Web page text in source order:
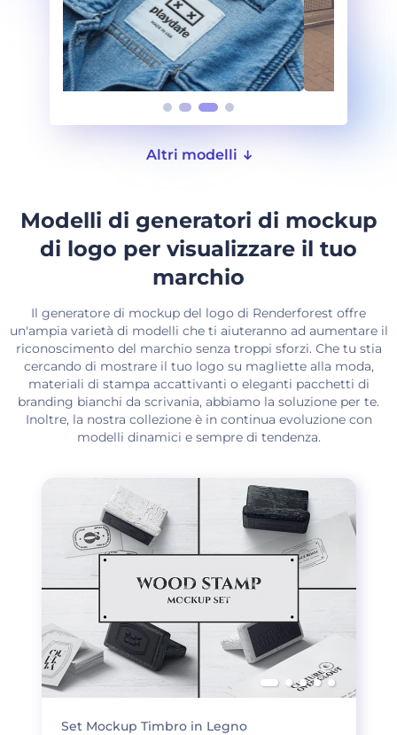
Altri modelli
Modelli di generatori di mockup
di logo per visualizzare il tuo
marchio
Il generatore di mockup del logo di Renderforest offre
un'ampia varietà di modelli che ti aiuteranno ad aumentare il
riconoscimento del marchio senza troppi sforzi. Che tu stia
cercando di mostrare il tuo logo su magliette alla moda,
materiali di stampa accattivanti o eleganti pacchetti di
branding bianchi da scrivania, abbiamo la soluzione per te.
Inoltre, la nostra collezione è in continua evoluzione con
modelli dinamici e sempre di tendenza.
Set Mockup Timbro in Legno